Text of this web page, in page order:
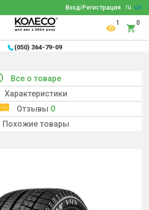
ru ua
Вход/Регистрация
1 0
(050) 364-79-09
Все о товаре
Характеристики
Отзывы 0
Похожие товары